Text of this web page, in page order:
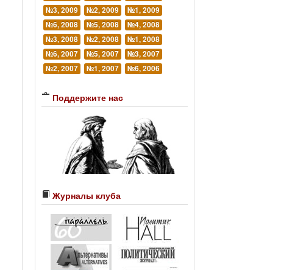
№3, 2009
№2, 2009
№1, 2009
№6, 2008
№5, 2008
№4, 2008
№3, 2008
№2, 2008
№1, 2008
№6, 2007
№5, 2007
№3, 2007
№2, 2007
№1, 2007 №6, 2006
Поддержите нас
Журналы клуба